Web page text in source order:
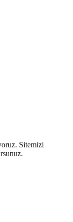
Sitemizi